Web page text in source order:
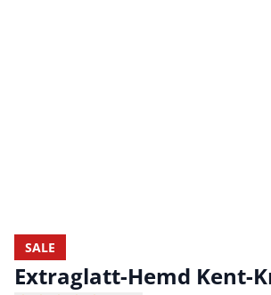
SALE
Extraglatt-Hemd Kent-